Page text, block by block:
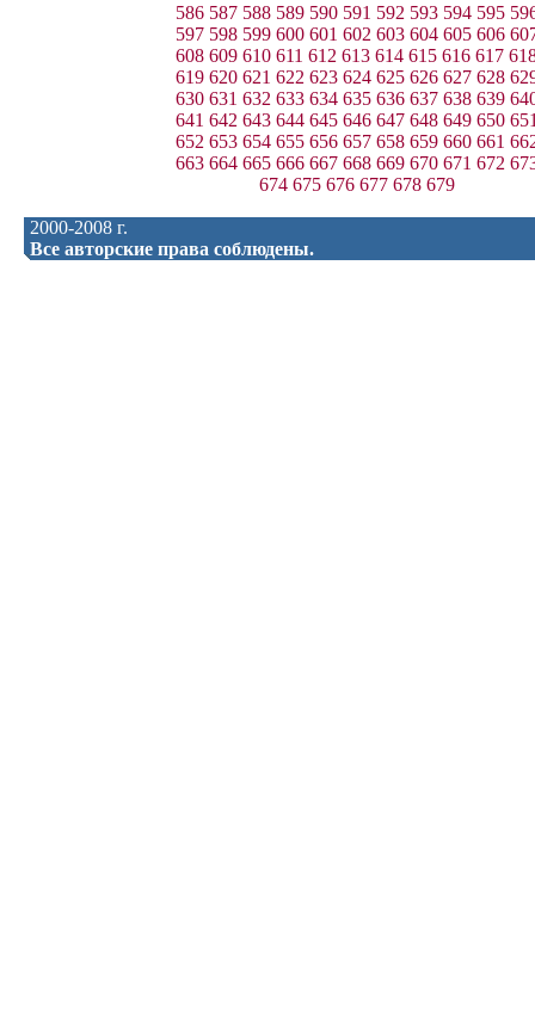
586 587 588 589 590 591 592 593 594 595
597 598 599 600 601 602 603 604 605 606
608 609 610 611 612 613 614 615 616 617
619 620 621 622 623 624 625 626 627 628
630 631 632 633 634 635 636 637 638 639
641 642 643 644 645 646 647 648 649 650
652 653 654 655 656 657 658 659 660 661
663 664 665 666 667 668 669 670 671 672
674 675 676 677 678 679
2000-2008 г.
Все авторские права соблюдены.